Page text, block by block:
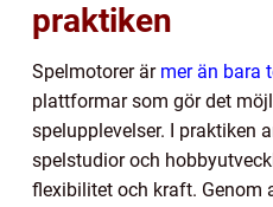
praktiken
Spelmotorer är mer än bara
plattformar som gör det
spelupplevelser. I praktiken
spelstudior och
flexibilitet och kraft. Genom